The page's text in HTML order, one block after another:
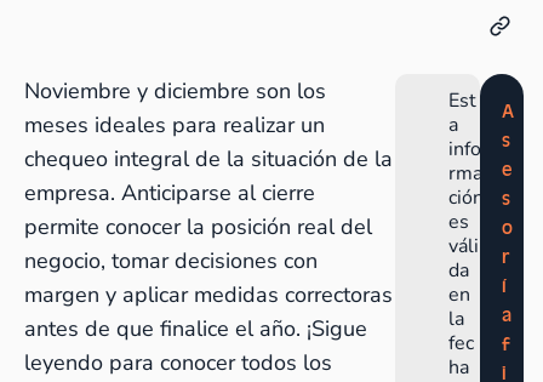
Noviembre y diciembre son los
meses ideales para realizar un
chequeo integral de la situación de la
empresa. Anticiparse al cierre
permite conocer la posición real del
negocio, tomar decisiones con
margen y aplicar medidas correctoras
antes de que finalice el año. ¡Sigue
leyendo para conocer todos los
Est
a
info
rma
ción
es
váli
da
en
la
fec
ha
A
s
e
s
o
r
í
a
f
i